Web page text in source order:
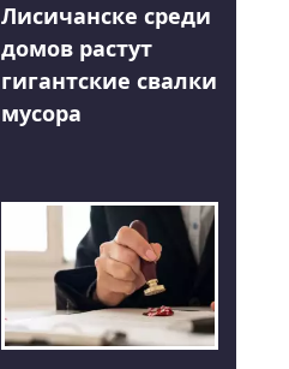
Лисичанске среди
домов растут
гигантские свалки
мусора